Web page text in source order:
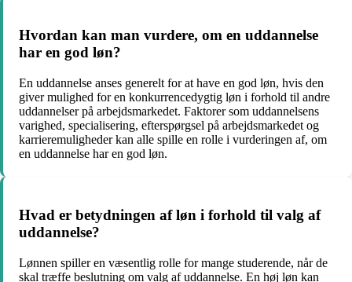
Hvordan kan man vurdere, om en uddannelse
har en god løn?
En uddannelse anses generelt for at have en god løn, hvis den
giver mulighed for en konkurrencedygtig løn i forhold til andre
uddannelser på arbejdsmarkedet. Faktorer som uddannelsens
varighed, specialisering, efterspørgsel på arbejdsmarkedet og
karrieremuligheder kan alle spille en rolle i vurderingen af, om
en uddannelse har en god løn.
Hvad er betydningen af løn i forhold til valg af
uddannelse?
Lønnen spiller en væsentlig rolle for mange studerende, når de
skal træffe beslutning om valg af uddannelse. En høj løn kan